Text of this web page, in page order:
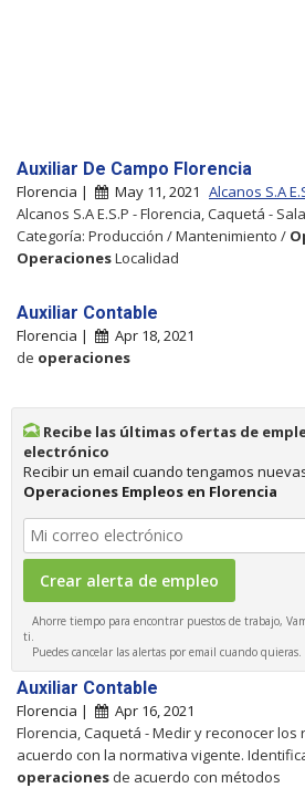
Auxiliar De Campo Florencia
Florencia | May 11, 2021 Alcanos S.A
Alcanos S.A E.S.P - Florencia, Caquetá -
Categoría: Producción / Mantenimiento /
OperacionesLocalidad
Auxiliar Contable
Florencia |
Apr 18, 2021
de operaciones
Recibe las últimas ofertas de
electrónico
Recibir un email cuando tengamos
Operaciones Empleos en Florencia
Ahorre tiempo para encontrar puestos de trabajo,
ti.
Puedes cancelar las alertas por email cuando quieras.
Auxiliar Contable
Florencia |
Apr 16, 2021
Florencia, Caquetá - Medir y reconocer
acuerdo con la normativa vigente.
operaciones de acuerdo con métodos